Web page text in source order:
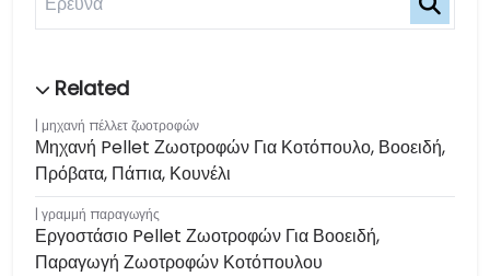
μηχανή πέλλετ ζωοτροφών
Μηχανή Pellet Ζωοτροφών Για Κοτόπουλο, Βοοειδή,
Πρόβατα, Πάπια, Κουνέλι
γραμμή παραγωγής
Εργοστάσιο Pellet Ζωοτροφών Για Βοοειδή,
Παραγωγή Ζωοτροφών Κοτόπουλου